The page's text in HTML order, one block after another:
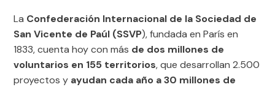
La Confederación Internacional de la Sociedad de
San Vicente de Paúl (SSVP), fundada en París en
1833, cuenta hoy con más de dos millones de
voluntarios en 155 territorios, que desarrollan 2.500
proyectos y ayudan cada año a 30 millones de